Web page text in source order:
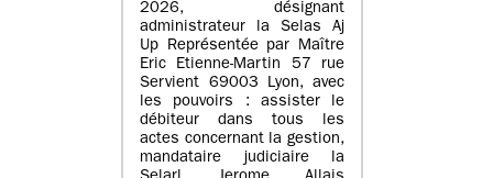
2026, désignant
administrateur la Selas Aj
Up Représentée par Maître
Eric Etienne-Martin 57 rue
Servient 69003 Lyon, avec
les pouvoirs : assister le
débiteur dans tous les
actes concernant la gestion,
mandataire judiciaire la